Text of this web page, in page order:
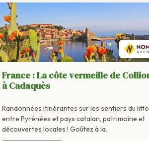
France : La côte vermeille de
à Cadaquès
Randonnées itinérantes sur les sentiers du
entre Pyrénées et pays catalan, patrimoine et
découvertes locales ! Goûtez à la..